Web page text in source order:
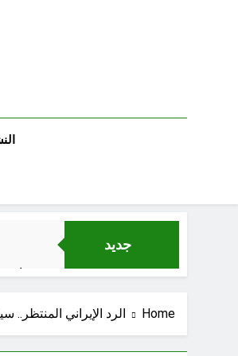
جديد
قراءة
Home الرد الإيراني المنتظر..